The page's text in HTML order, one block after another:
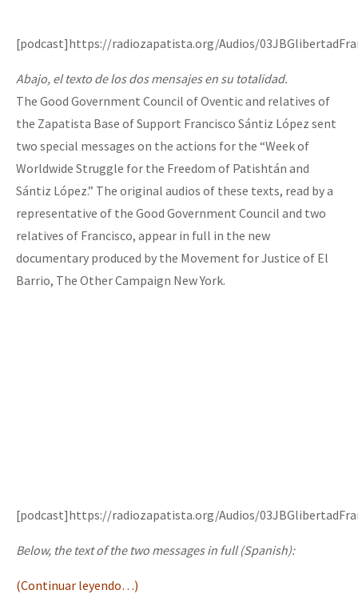
[podcast]https://radiozapatista.org/Audios/
Abajo, el texto de los dos mensajes en su totalidad.
The Good Government Council of Oventic and relatives of
the Zapatista Base of Support Francisco Sántiz López sent
two special messages on the actions for the “Week of
Worldwide Struggle for the Freedom of Patishtán and
Sántiz López.” The original audios of these texts, read by a
representative of the Good Government Council and two
relatives of Francisco, appear in full in the new
documentary produced by the Movement for Justice of El
Barrio, The Other Campaign New York.
[podcast]https://radiozapatista.org/Audios/
Below, the text of the two messages in full (Spanish):
(Continuar leyendo…)